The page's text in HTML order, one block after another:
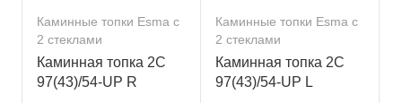
Каминные топки Esma с
2 стеклами
Каминная топка 2С
97(43)/54-UP R
Каминные топки Esma с
2 стеклами
Каминная топка 2С
97(43)/54-UP L